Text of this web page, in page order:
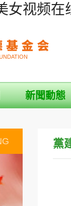
女视频
新聞動態
黨